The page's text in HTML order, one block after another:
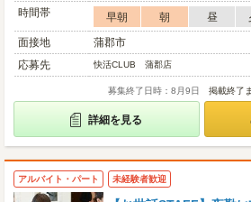
時間帯
早朝 朝 昼
面接地
蒲郡市
応募先
快活CLUB 蒲郡店
募集終了日時：8月9日 掲載終了
詳細を見る
アルバイト・パート 未経験者歓迎